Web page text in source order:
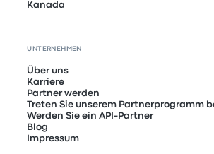
Kanada
UNTERNEHMEN
Über uns
Karriere
Partner werden
Treten Sie unserem Partnerprogramm
Werden Sie ein API-Partner
Blog
Impressum